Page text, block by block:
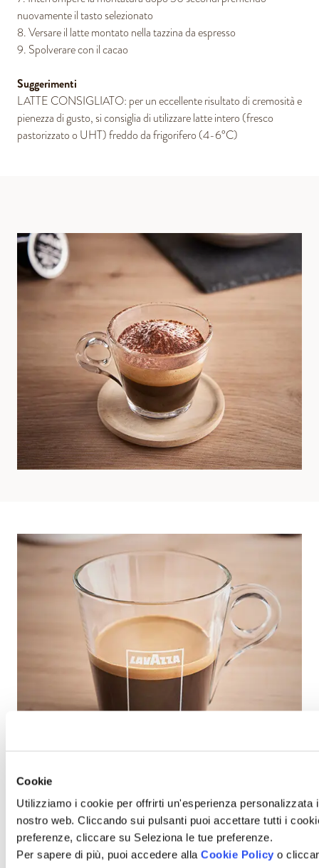
Cookie
Utilizziamo i cookie per offrirti un'esperienza
nostro web. Cliccando sui pulsanti puoi accettare tutti i
preferenze, cliccare su Seleziona le tue preferenze.
Per sapere di più, puoi accedere alla Cookie Policy o
nuovamente il tasto selezionato
8. Versare il latte montato nella tazzina da espresso
9. Spolverare con il cacao
Suggerimenti
LATTE CONSIGLIATO: per un eccellente risultato di cremosità e
pienezza di gusto, si consiglia di utilizzare latte intero (fresco
pastorizzato o UHT) freddo da frigorifero (4-6°C)
Americano
Ogni tanto cambiare è un vero piacere: che ne dici di provare un
caffè Americano per oggi?